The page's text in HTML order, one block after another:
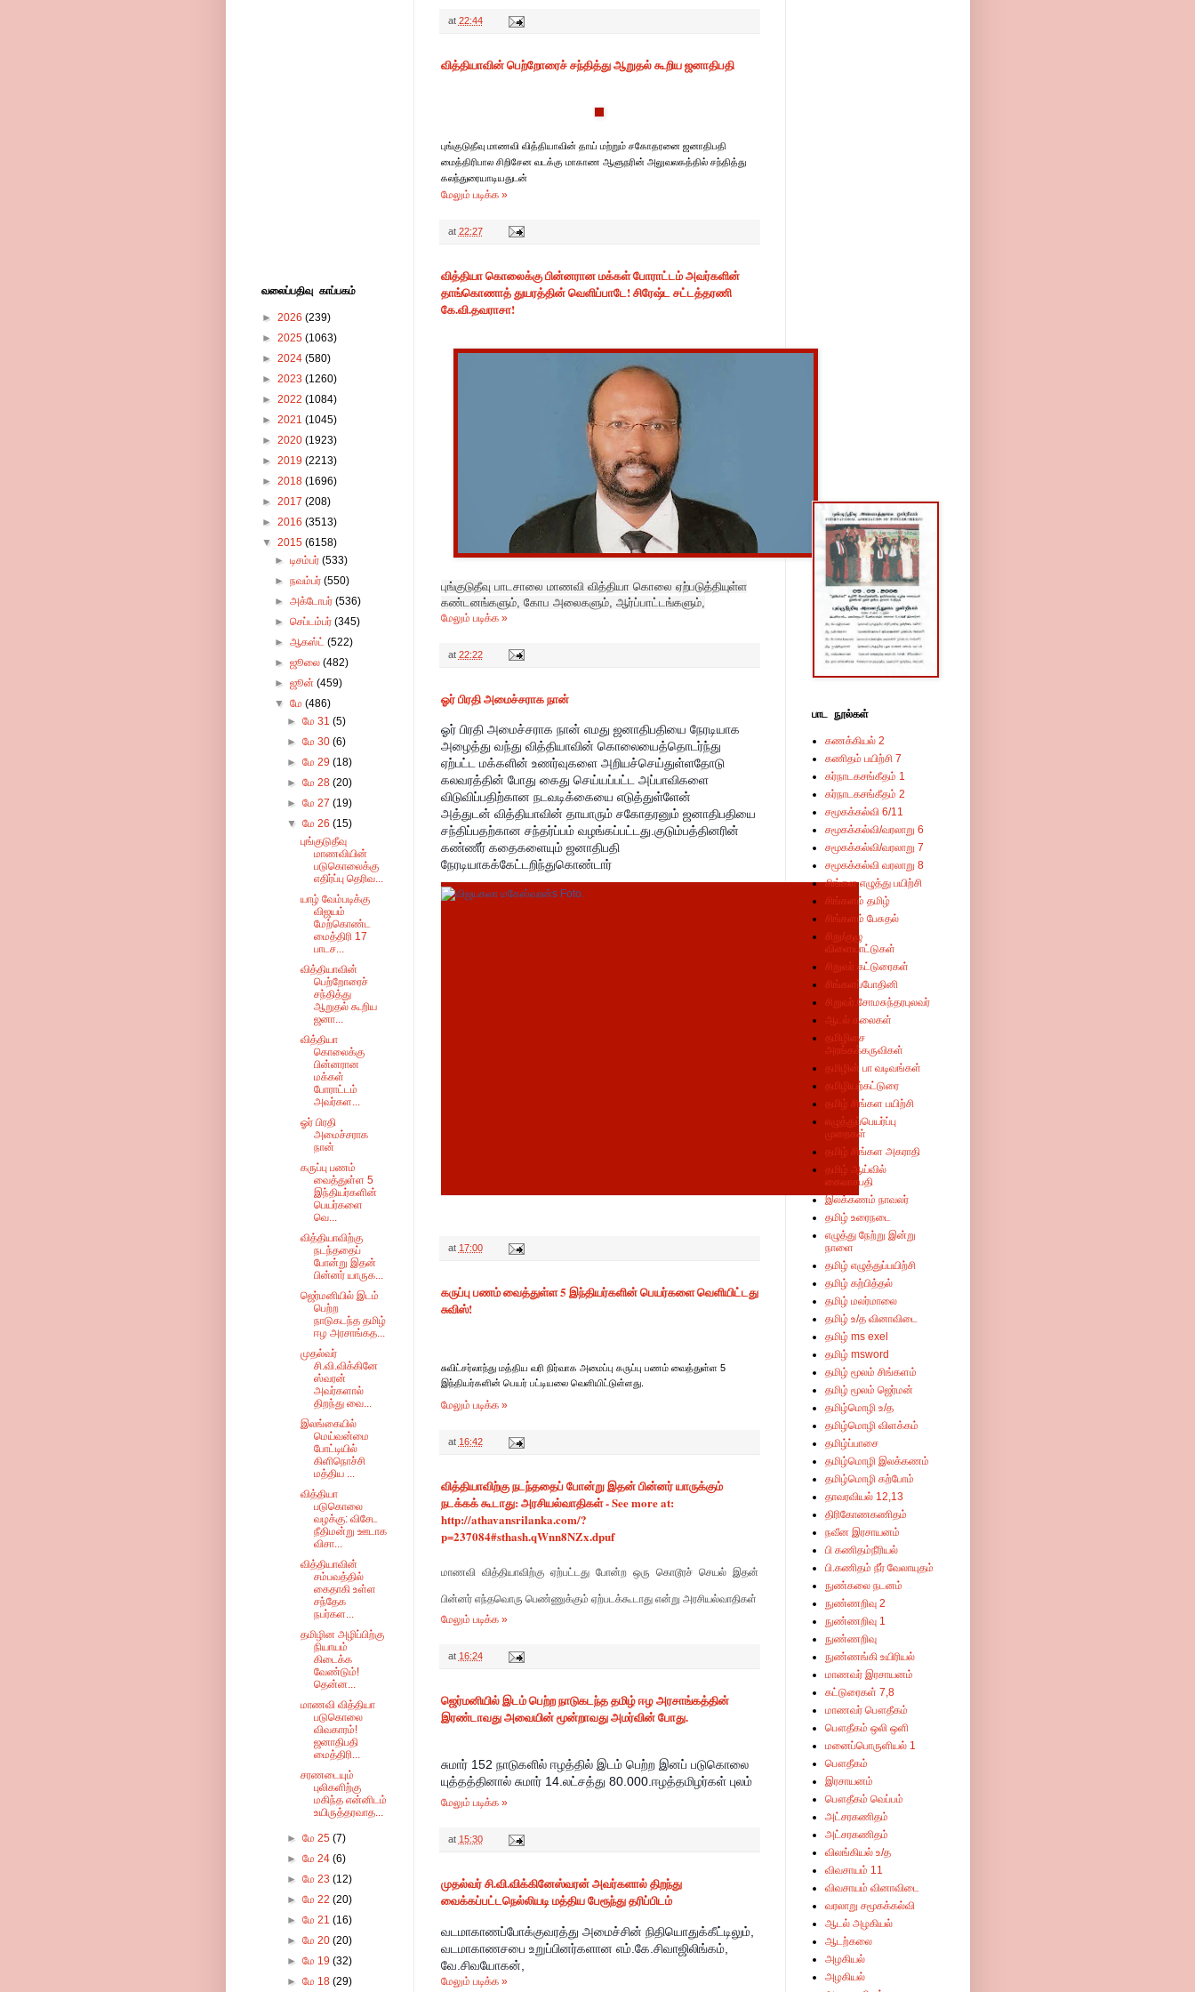
at 22:44
வித்தியாவின் பெற்றோரைச் சந்தித்து ஆறுதல் கூறிய ஜனாதிபதி
புங்குடுதீவு மாணவி வித்தியாவின் தாய் மற்றும் சகோதரனை ஜனாதிபதி
மைத்திரிபால சிறிசேன வடக்கு மாகாண ஆளுநரின் அலுவலகத்தில் சந்தித்து
கலந்துரையாடியதுடன்
மேலும் படிக்க »
at 22:27
வித்தியா கொலைக்கு பின்னரான மக்கள் போராட்டம் அவர்களின்
தாங்கொணாத் துயரத்தின் வெளிப்பாடே! சிரேஷ்ட சட்டத்தரணி
கே.வி.தவராசா!
புங்குடுதீவு பாடசாலை மாணவி வித்தியா கொலை ஏற்படுத்தியுள்ள
கண்டனங்களும், கோப அலைகளும், ஆர்ப்பாட்டங்களும்,
மேலும் படிக்க »
at 22:22
ஓர் பிரதி அமைச்சராக நான்
ஓர் பிரதி அமைச்சராக நான் எமது ஜனாதிபதியை நேரடியாக
அழைத்து வந்து வித்தியாவின் கொலையைத்தொடர்ந்து
ஏற்பட்ட மக்களின் உணர்வுகளை அறியச்செய்துள்ளதோடு
கலவரத்தின் போது கைது செய்யப்பட்ட அப்பாவிகளை
விடுவிப்பதிற்கான நடவடிக்கையை எடுத்துள்ளேன்
அத்துடன் வித்தியாவின் தாயாரும் சகோதரனும் ஜனாதிபதியை
சந்திப்பதற்கான சந்தர்ப்பம் வழங்கப்பட்டது.குடும்பத்தினரின்
கண்ணீர் கதைகளையும் ஜனாதிபதி
நேரடியாகக்கேட்டறிந்துகொண்டார்
at 17:00
கருப்பு பணம் வைத்துள்ள 5 இந்தியர்களின் பெயர்களை வெளியிட்டது
சுவிஸ்!
சுவிட்சர்லாந்து மத்திய வரி நிர்வாக அமைப்பு கருப்பு பணம் வைத்துள்ள 5
இந்தியர்களின் பெயர் பட்டியலை வெளியிட்டுள்ளது.
மேலும் படிக்க »
at 16:42
வித்தியாவிற்கு நடந்ததைப் போன்று இதன் பின்னர் யாருக்கும்
நடக்கக் கூடாது: அரசியல்வாதிகள் - See more at:
http://athavansrilanka.com/?
p=237084#sthash.qWnn8NZx.dpuf
மாணவி வித்தியாவிற்கு ஏற்பட்டது போன்ற ஒரு கொடூரச் செயல் இதன்
பின்னர் எந்தவொரு பெண்ணுக்கும் ஏற்படக்கூடாது என்று அரசியல்வாதிகள்
மேலும் படிக்க »
at 16:24
ஜெர்மனியில் இடம் பெற்ற நாடுகடந்த தமிழ் ஈழ அரசாங்கத்தின்
இரண்டாவது அவையின் மூன்றாவது அமர்வின் போது.
சுமார் 152 நாடுகளில் ஈழத்தில் இடம் பெற்ற இனப் படுகொலை
யுத்தத்தினால் சுமார் 14.லட்சத்து 80.000.ஈழத்தமிழர்கள் புலம்
மேலும் படிக்க »
at 15:30
முதல்வர் சி.வி.விக்கினேஸ்வரன் அவர்களால் திறந்து
வைக்கப்பட்டநெல்லியடி மத்திய பேரூந்து தரிப்பிடம்
வடமாகாணப்போக்குவரத்து அமைச்சின் நிதியொதுக்கீட்டிலும்,
வடமாகாணசபை உறுப்பினர்களான எம்.கே.சிவாஜிலிங்கம்,
வே.சிவயோகன்,
மேலும் படிக்க »
வலைப்பதிவு காப்பகம்
► 2026 (239)
► 2025 (1063)
► 2024 (580)
► 2023 (1260)
► 2022 (1084)
► 2021 (1045)
► 2020 (1923)
► 2019 (2213)
► 2018 (1696)
► 2017 (208)
► 2016 (3513)
▼ 2015 (6158)
► டிசம்பர் (533)
► நவம்பர் (550)
► அக்டோபர் (536)
► செப்டம்பர் (345)
► ஆகஸ்ட் (522)
► ஜூலை (482)
► ஜூன் (459)
▼ மே (486)
►மே 31(5)
►மே 30(6)
►மே 29(18)
►மே 28(20)
►மே 27(19)
▼மே 26(15)
புங்குடுதீவு
மாணவியின்
படுகொலைக்கு
எதிர்ப்பு தெரிவ...
யாழ் வேம்படிக்கு
விஜயம்
மேற்கொண்ட
மைத்திரி 17
பாடச...
வித்தியாவின்
பெற்றோரைச்
சந்தித்து
ஆறுதல் கூறிய
ஜனா...
வித்தியா
கொலைக்கு
பின்னரான
மக்கள்
போராட்டம்
அவர்கள...
ஓர் பிரதி
அமைச்சராக
நான்
கருப்பு பணம்
வைத்துள்ள 5
இந்தியர்களின்
பெயர்களை
வெ...
வித்தியாவிற்கு
நடந்ததைப்
போன்று இதன்
பின்னர் யாருக...
ஜெர்மனியில் இடம்
பெற்ற
நாடுகடந்த தமிழ்
ஈழ அரசாங்கத...
முதல்வர்
சி.வி.விக்கினே
ஸ்வரன்
அவர்களால்
திறந்து வை...
இலங்கையில்
மெய்வன்மை
போட்டியில்
கிளிநொச்சி
மத்திய ...
வித்தியா
படுகொலை
வழக்கு: விசேட
நீதிமன்று ஊடாக
விசா...
வித்தியாவின்
சம்பவத்தில்
கைதாகி உள்ள
சந்தேக
நபர்கள...
தமிழின அழிப்பிற்கு
நியாயம்
கிடைக்க
வேண்டும்!
தென்ன...
மாணவி வித்தியா
படுகொலை
விவகாரம்!
ஜனாதிபதி
மைத்திரி...
சரணடையும்
புலிகளிற்கு
மகிந்த என்னிடம்
உயிருத்தரவாத...
►மே 25(7)
►மே 24(6)
►மே 23(12)
►மே 22(20)
►மே 21(16)
►மே 20(20)
►மே 19(32)
►மே 18(29)
பாட நூல்கள்
கணக்கியல் 2
கணிதம் பயிற்சி 7
கர்நாடகசங்கீதம் 1
கர்நாடகசங்கீதம் 2
சமூகக்கல்வி 6/11
சமூகக்கல்வி/வரலாறு 6
சமூகக்கல்வி/வரலாறு 7
சமூகக்கல்வி வரலாறு 8
சிங்கள எழுத்து பயிற்சி
சிங்களம் தமிழ்
சிங்களம் பேசுதல்
சிறு/குழு
விளையாட்டுகள்
சிறுவர் கட்டுரைகள்
சிங்களப்போதினி
சிறுவர்.சோமசுந்தரபுலவர்
ஆடல் கலைகள்
தமிழிசை
அரங்கக்கருவிகள்
தமிழின் பா வடிவங்கள்
தமிழியற்கட்டுரை
தமிழ் சிங்கள பயிற்சி
எழுத்துப்பெயர்ப்பு
முறைகள்
தமிழ் சிங்கள அகராதி
தமிழ் ஆய்வில்
கைலாசபதி
இலக்கணம் நாவலர்
தமிழ் உரைநடை
எழுத்து நேற்று இன்று
நாளை
தமிழ் எழுத்துப்பயிற்சி
தமிழ் கற்பித்தல்
தமிழ் மலர்மாலை
தமிழ் உ/த வினாவிடை
தமிழ் ms exel
தமிழ் msword
தமிழ் மூலம் சிங்களம்
தமிழ் மூலம் ஜெர்மன்
தமிழ்மொழி உ/த
தமிழ்மொழி விளக்கம்
தமிழ்ப்பாசை
தமிழ்மொழி இலக்கணம்
தமிழ்மொழி கற்போம்
தாவரவியல் 12,13
திரிகோணகணிதம்
நவீன இரசாயனம்
பி கணிதம்நீரியல்
பி.கணிதம் நீர் வேலாயுதம்
நுண்கலை நடனம்
நுண்ணறிவு 2
நுண்ணறிவு 1
நுண்ணறிவு
நுண்ணங்கி உயிரியல்
மாணவர் இரசாயனம்
கட்டுரைகள் 7,8
மாணவர் பௌதீகம்
பௌதீகம் ஒலி ஒளி
மனைப்பொருளியல் 1
பௌதீகம்
இரசாயனம்
பௌதீகம் வெப்பம்
அட்சரகணிதம்
அட்சரகணிதம்
விலங்கியல் உ/த
விவசாயம் 11
விவசாயம் வினாவிடை
வரலாறு சமூகக்கல்வி
ஆடல் அழகியல்
ஆடற்கலை
அழகியல்
அழகியல்